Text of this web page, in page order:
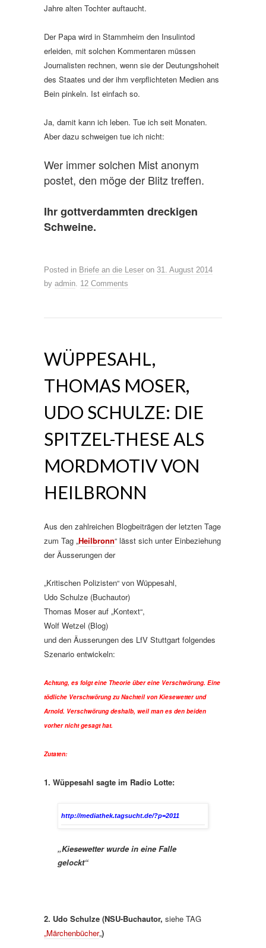
Jahre alten Tochter auftaucht.
Der Papa wird in Stammheim den Insulintod
erleiden, mit solchen Kommentaren müssen
Journalisten rechnen, wenn sie der Deutungshoheit
des Staates und der ihm verpflichteten Medien ans
Bein pinkeln. Ist einfach so.
Ja, damit kann ich leben. Tue ich seit Monaten.
Aber dazu schweigen tue ich nicht:
Wer immer solchen Mist anonym
postet, den möge der Blitz treffen.
Ihr gottverdammten dreckigen
Schweine.
Posted in Briefe an die Leser on 31. August 2014
by admin 12 Comments
WÜPPESAHL,
THOMAS MOSER,
UDO SCHULZE: DIE
SPITZEL-THESE ALS
MORDMOTIV VON
HEILBRONN
Aus den zahlreichen Blogbeiträgen der letzten Tage
zum Tag „Heilbronn“ lässt sich unter Einbeziehung
der Äusserungen der
„Kritischen Polizisten“ von Wüppesahl,
Udo Schulze (Buchautor)
Thomas Moser auf „Kontext“,
Wolf Wetzel (Blog)
und den Äusserungen des LfV Stuttgart folgendes
Szenario entwickeln:
Achtung, es folgt eine Theorie über eine Verschwörung. Eine
tödliche Verschwörung zu Nachteil von Kiesewetter und
Arnold. Verschwörung deshalb, weil man es den beiden
vorher nicht gesagt hat.
Zutaten:
1. Wüppesahl sagte im Radio Lotte:
http://mediathek.tagsucht.de/?p=2011
„Kiesewetter wurde in eine Falle
gelockt“
2. Udo Schulze (NSU-Buchautor, siehe TAG
„Märchenbücher„)